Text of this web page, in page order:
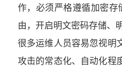
作，必须严格遵循加密
由，开启明文密码存储、
很多运维人员容易忽视明
攻击的常态化、自动化程